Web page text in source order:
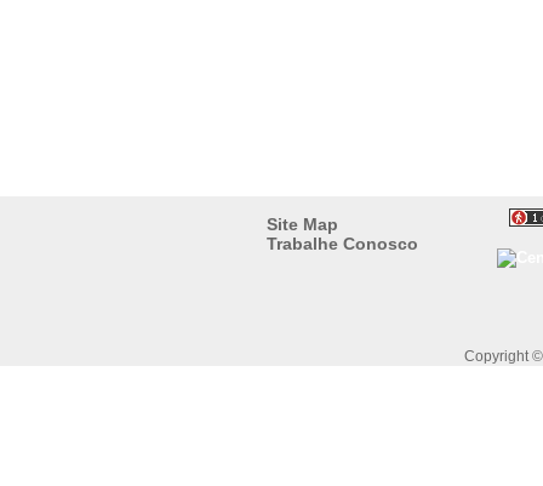
Copyright
Site Map
Trabalhe Conosco